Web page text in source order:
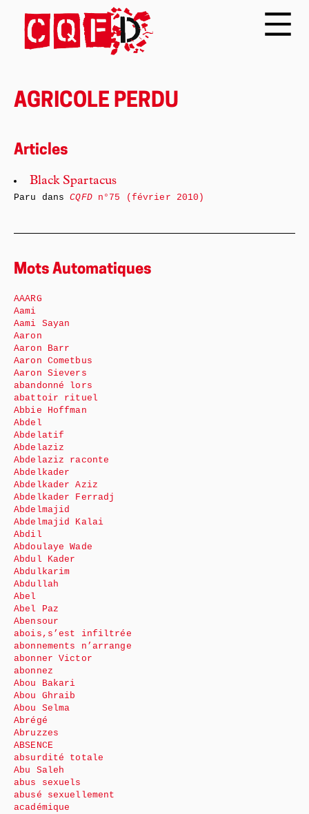
AGRICOLE PERDU
Articles
Black Spartacus
Paru dansCQFDn°75 (février 2010)
Mots Automatiques
AAARG
Aami
Aami Sayan
Aaron
Aaron Barr
Aaron Cometbus
Aaron Sievers
abandonné lors
abattoir rituel
Abbie Hoffman
Abdel
Abdelatif
Abdelaziz
Abdelaziz raconte
Abdelkader
Abdelkader Aziz
Abdelkader Ferradj
Abdelmajid
Abdelmajid Kalai
Abdil
Abdoulaye Wade
Abdul Kader
Abdulkarim
Abdullah
Abel
Abel Paz
Abensour
abois,s’est infiltrée
abonnements n’arrange
abonner Victor
abonnez
Abou Bakari
Abou Ghraib
Abou Selma
Abrégé
Abruzzes
ABSENCE
absurdité totale
Abu Saleh
abus sexuels
abusé sexuellement
académique